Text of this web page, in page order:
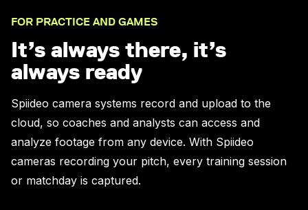
FOR PRACTICE AND GAMES
It’s always there, it’s
always ready
Spiideo camera systems record and upload to the
cloud, so coaches and analysts can access and
analyze footage from any device. With Spiideo
cameras recording your pitch, every training session
or matchday is captured.